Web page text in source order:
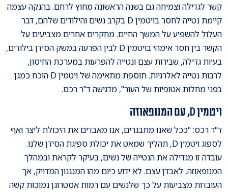
קשר לגדילה וצמיחה גם בשנה הראשונה מחוץ לרחם. בהנקה עצמה
קיימת נטייה לחסר בויטמין D בקרב נשים והילודים שלהם, דבר
העלול להשפיע על המשך החיים. מחקרים אחרים מצביעים על
הקשר בין חסר אימהי בויטמין D לבין הפרעה במשק הסידן בילודים,
בעיות גדילה, שבירות עצם ונטייה להפרעות במערכת החיסון,
לרבות נטייה לאלרגיות. תוספת מתאימה של ויטמין D הוכח כמגן
בפני מחלות אטופיות של העור", מדגישה ד"ר רכס.
ויטמין D, עם המנופאוזה
ד"ר רכס: "ככל שאנו מתבגרים, אנו מאבדים את היכולת ליצר ואף
לספוג ויטמין D, תהליך שמאט את יכולת ספיגת הסידן שלנו.
עובדה זו מגדילה את הנטייה של נשים, בעיקר לקראת ובמהלך
המנופאוזה, לאבדן עצם. לא ידוע כיום מהו המנגנון המדויק, אך
העובדות מצביעות על כך שלנשים עם רמות אסטרוגן נמוכות קשה